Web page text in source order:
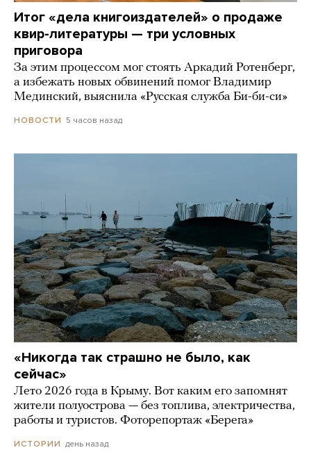
Итог «дела книгоиздателей» о продаже
квир-литературы — три условных
приговора
За этим процессом мог стоять Аркадий Ротенберг,
а избежать новых обвинений помог Владимир
Мединский, выяснила «Русская служба Би-би-си»
НОВОСТИ 5 часов назад
«Никогда так страшно не было, как
сейчас»
Лето 2026 года в Крыму. Вот каким его запомнят
жители полуострова — без топлива, электричества,
работы и туристов. Фоторепортаж «Берега»
ИСТОРИИ день назад